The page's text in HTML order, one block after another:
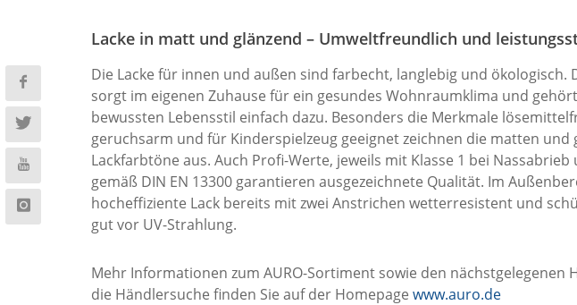
Lacke in matt und glänzend – Umweltfreundlich und
Die Lacke für innen und außen sind farbecht, langlebig und ökologisch.
sorgt im eigenen Zuhause für ein gesundes Wohnraumklima und
bewussten Lebensstil einfach dazu. Besonders die Merkmale
geruchsarm und für Kinderspielzeug geeignet zeichnen die matten und
Lackfarbtöne aus. Auch Profi-Werte, jeweils mit Klasse 1 bei
gemäß DIN EN 13300 garantieren ausgezeichnete Qualität. Im
hocheffiziente Lack bereits mit zwei Anstrichen wetterresistent und
gut vor UV-Strahlung.
Mehr Informationen zum AURO-Sortiment sowie den nächstgelegenen
die Händlersuche finden Sie auf der Homepage www.auro.de